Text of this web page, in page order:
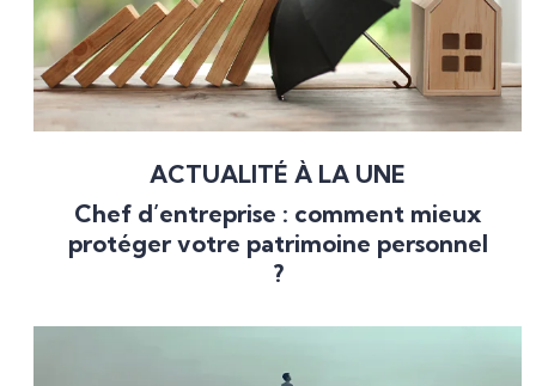
ACTUALITÉ À LA UNE
Chef d’entreprise : comment mieux
protéger votre patrimoine personnel
?